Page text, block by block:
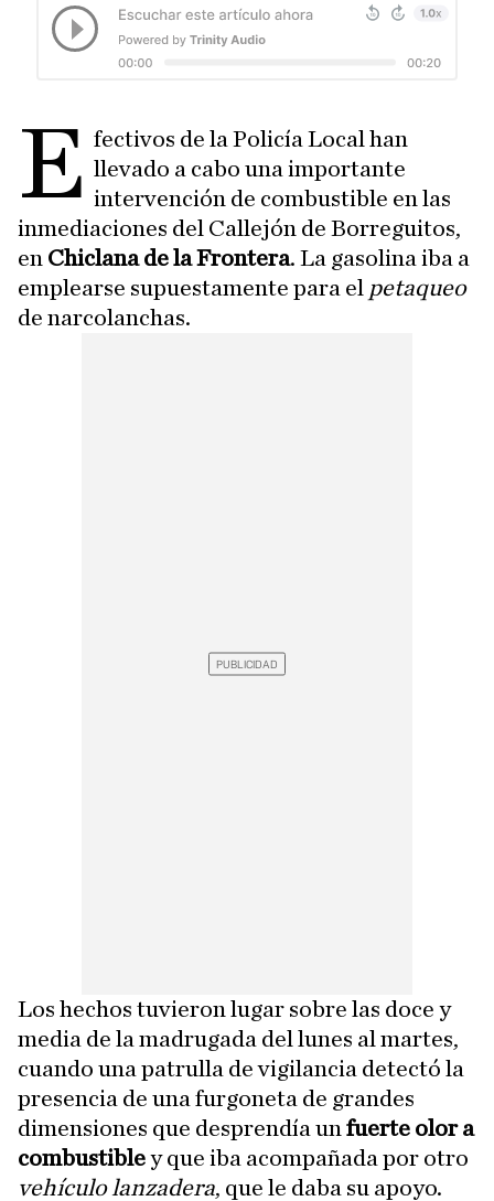
E fectivos de la Policía Local han
llevado a cabo una importante
intervención de combustible en las
inmediaciones del Callejón de Borreguitos,
en Chiclana de la Frontera. La gasolina iba a
emplearse supuestamente para el petaqueo
de narcolanchas.
Los hechos tuvieron lugar sobre las doce y
media de la madrugada del lunes al martes,
cuando una patrulla de vigilancia detectó la
presencia de una furgoneta de grandes
dimensiones que desprendía un fuerte olor a
combustibley que iba acompañada por otro
vehículo lanzadera, que le daba su apoyo.